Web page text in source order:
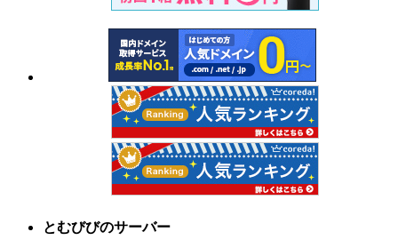
とむびびのサーバー